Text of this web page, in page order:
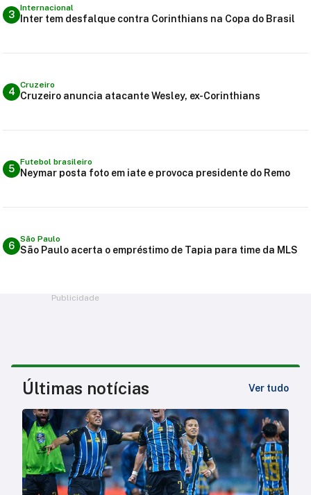
3
Internacional
Inter tem desfalque contra Corinthians na Copa do Brasil
4
Cruzeiro
Cruzeiro anuncia atacante Wesley, ex-Corinthians
5
Futebol brasileiro
Neymar posta foto em iate e provoca presidente do Remo
6
São Paulo
São Paulo acerta o empréstimo de Tapia para time da MLS
Publicidade
Últimas notícias Ver tudo